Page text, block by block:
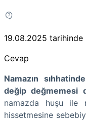
19.08.2025 tarihinde
Cevap
Namazın
değip değmemesi
namazda huşu ile
hissetmesine